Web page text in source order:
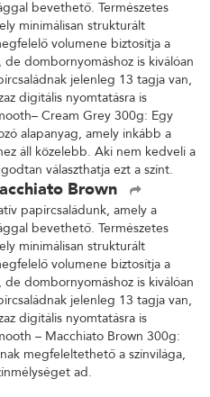
bevethető. Természetes
minimálisan strukturált
volumene biztosítja a
dombornyomáshoz is kiválóan
jelenleg 13 tagja van,
digitális nyomtatásra is
Cream Grey 300g: Egy
alapanyag, amely inkább a
áll közelebb. Aki nem kedveli a
választhatja ezt a színt.
Brown
papírcsaládunk, amely a
bevethető. Természetes
minimálisan strukturált
volumene biztosítja a
dombornyomáshoz is kiválóan
jelenleg 13 tagja van,
digitális nyomtatásra is
– Macchiato Brown 300g:
megfeleltethető a színvilága,
ad.